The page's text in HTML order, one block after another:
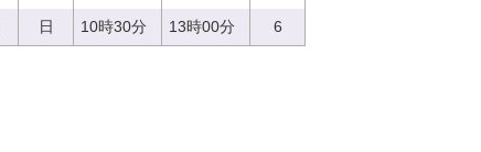
日 10時30分 13時00分 6